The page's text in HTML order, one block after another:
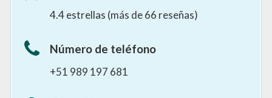
4.4 estrellas (más de 66 reseñas)
Número de teléfono
+51 989 197 681